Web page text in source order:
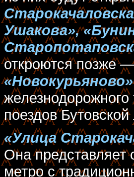
Ушакова»,
откроются позже
«Новокурьяново»
поездов
«Улица
Она представляет
метро с